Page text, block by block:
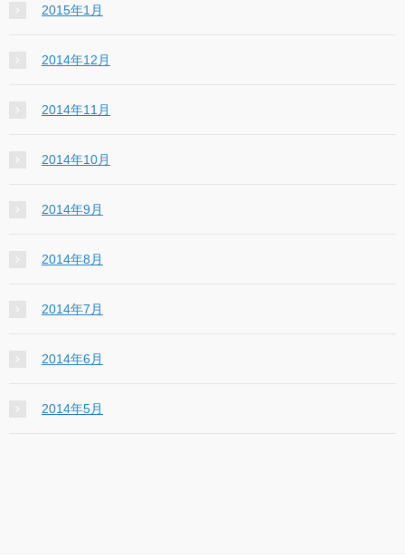
2015年1月
2014年12月
2014年11月
2014年10月
2014年9月
2014年8月
2014年7月
2014年6月
2014年5月